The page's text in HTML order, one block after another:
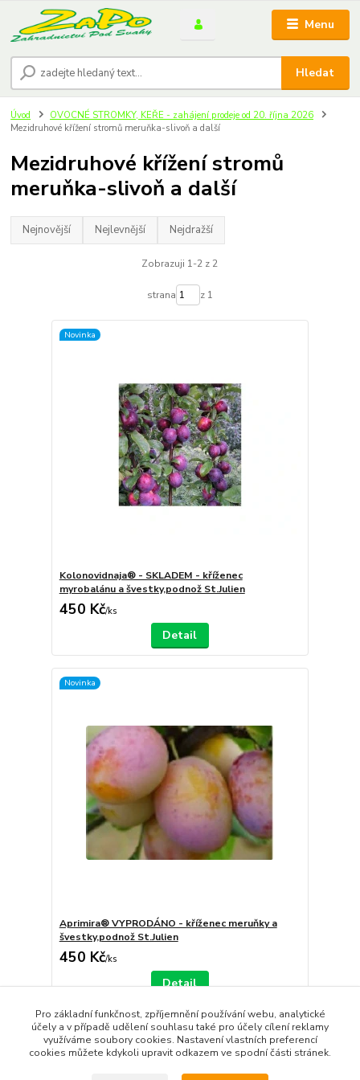
Menu
Hledat
Úvod
OVOCNÉ STROMKY, KEŘE - zahájení prodeje od 20. října 2026
Mezidruhové křížení stromů meruňka-slivoň a další
Mezidruhové křížení stromů
meruňka-slivoň a další
Nejnovější Nejlevnější Nejdražší
Zobrazuji 1-2 z 2
strana z 1
Novinka
Kolonovidnaja® - SKLADEM - kříženec
myrobalánu a švestky,podnož St.Julien
450 Kč/ks
Detail
Novinka
Aprimira® VYPRODÁNO - kříženec meruňky a
švestky,podnož St.Julien
450 Kč/ks
Detail
strana z 1
Pro základní funkčnost, zpříjemnění používání webu, analytické
účely a v případě udělení souhlasu také pro účely cílení reklamy
využíváme soubory cookies. Nastavení vlastních preferencí
cookies můžete kdykoli upravit odkazem ve spodní části stránek.